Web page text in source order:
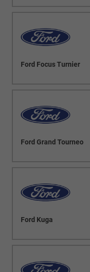
Ford Focus Turnier
Ford Grand Tourneo
Ford Kuga